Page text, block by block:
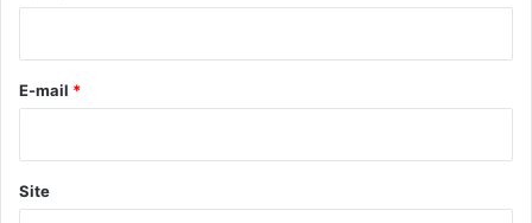
*
E-mail *
Site